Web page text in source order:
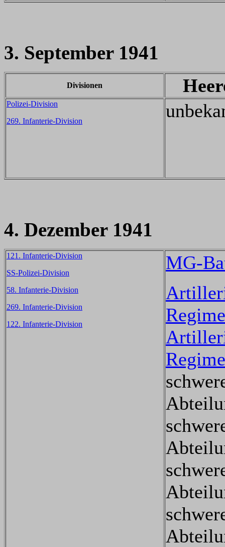
3. September 1941
Divisionen
Polizei-Division
269. Infanterie-Division
4. Dezember 1941
121. Infanterie-Division
SS-Polizei-Division
58. Infanterie-Division
269. Infanterie-Division
122. Infanterie-Division
MG-